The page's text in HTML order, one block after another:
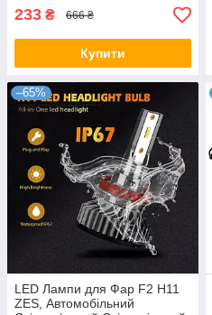
233 ₴ 666 ₴
Купити
–65%
LED Лампи для Фар F2 H11
ZES, Автомобільний